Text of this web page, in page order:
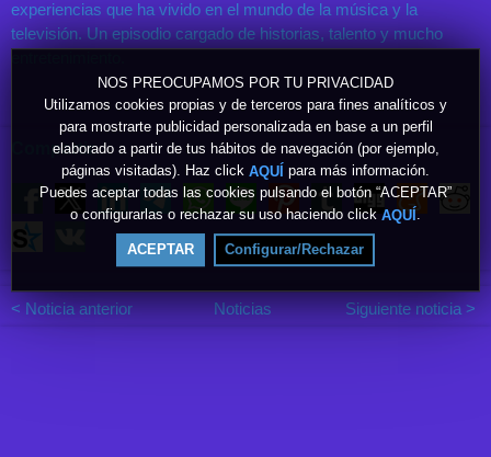
NOS PREOCUPAMOS POR TU PRIVACIDAD
Utilizamos cookies propias y de terceros para fines analíticos y
para mostrarte publicidad personalizada en base a un perfil
elaborado a partir de tus hábitos de navegación (por ejemplo,
páginas visitadas). Haz click AQUÍ para más información.
Puedes aceptar todas las cookies pulsando el botón “ACEPTAR”
o configurarlas o rechazar su uso haciendo click AQUÍ .
ACEPTAR Configurar/Rechazar
experiencias que ha vivido en el mundo de la música y la
televisión. Un episodio cargado de historias, talento y mucho
Compartir
< Noticia anterior Noticias Siguiente noticia >